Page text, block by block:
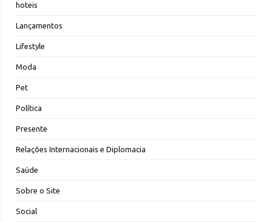
hoteis
Lançamentos
Lifestyle
Moda
Pet
Política
Presente
Relações Internacionais e Diplomacia
Saúde
Sobre o Site
Social